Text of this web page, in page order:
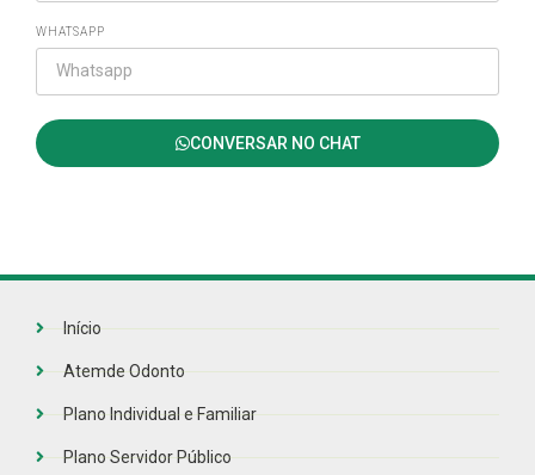
WHATSAPP
CONVERSAR NO CHAT
Início
Atemde Odonto
Plano Individual e Familiar
Plano Servidor Público